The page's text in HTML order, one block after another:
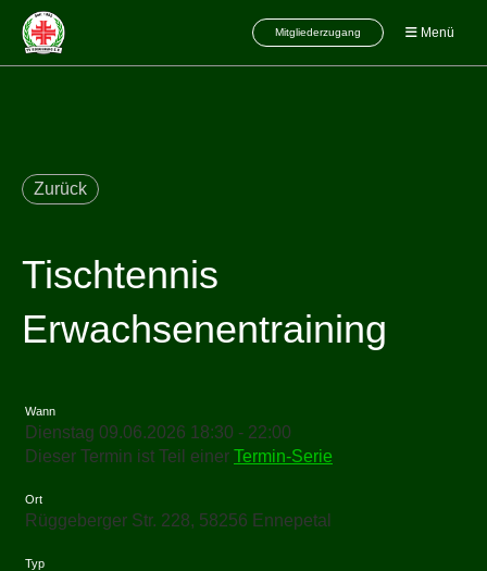
Mitgliederzugang Menü
Zurück
Tischtennis
Erwachsenentraining
Wann
Dienstag 09.06.2026 18:30 - 22:00
Dieser Termin ist Teil einer Termin-Serie
Ort
Rüggeberger Str. 228, 58256 Ennepetal
Typ